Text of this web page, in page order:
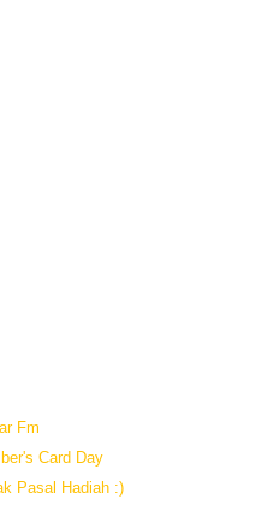
Fm
Card Day
Pasal Hadiah :)